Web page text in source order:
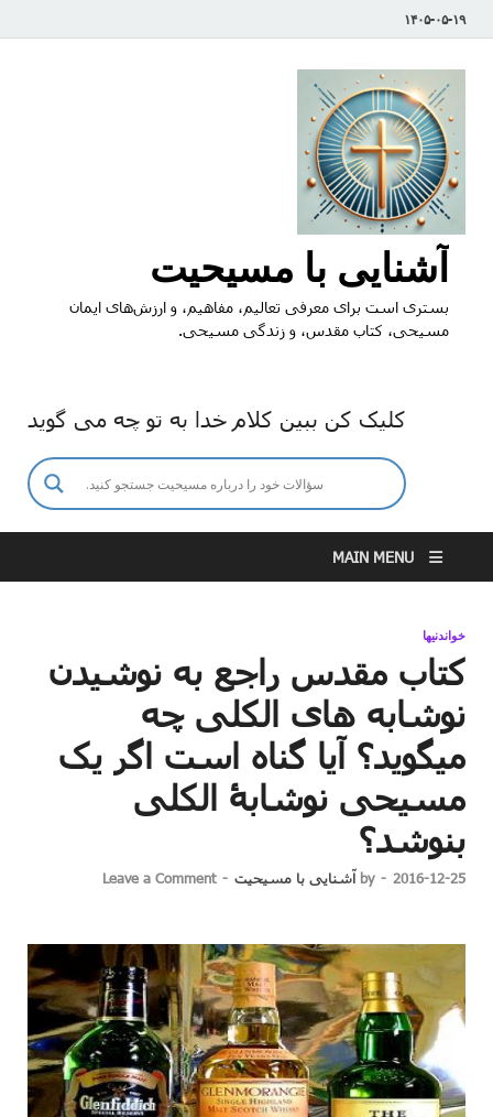
۱۴۰۵-۰۵-۱۹
آشنایی با مسیحیت
بستری است برای معرفی تعالیم، مفاهیم، و ارزش‌های ایمان
مسیحی، کتاب مقدس، و زندگی مسیحی.
کلیک کن ببین کلام خدا به تو چه می گوید
MAIN MENU
خواندنیها
کتاب مقدس راجع به نوشیدن
نوشابه ⁯های الکلی چه
می⁯گوید؟ آیا گناه است اگر یک
مسیحی نوشابۀ الکلی⁯
بنوشد؟
2016-12-25
-
by آشنایی با مسیحیت -
Leave a Comment